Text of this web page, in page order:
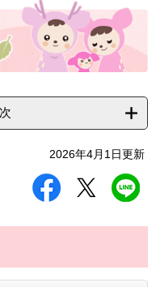
2026年4月1日更新